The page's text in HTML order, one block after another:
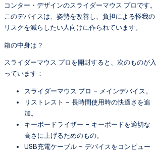
コンター・デザインのスライダーマウス プロです。
このデバイスは、姿勢を改善し、負担による怪我の
リスクを減らしたい人向けに作られています。
箱の中身は？
スライダーマウス プロを開封すると、次のものが入
っています：
スライダーマウス プロ – メインデバイス。
リストレスト – 長時間使用時の快適さを追
加。
キーボードライザー – キーボードを適切な
高さに上げるためのもの。
USB充電ケーブル – デバイスをコンピュー